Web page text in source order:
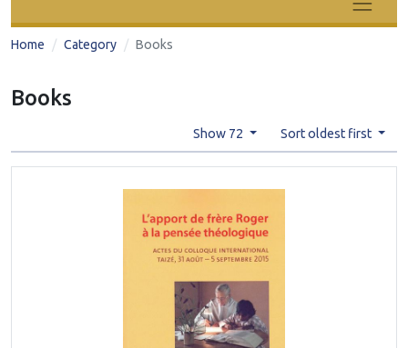
Home Category Books
Books
Show 72 Sort oldest first